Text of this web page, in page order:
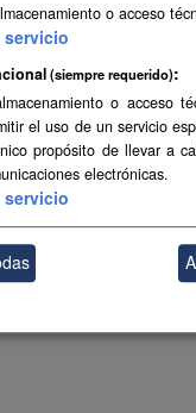
puede acceder a
o acceso
servicio
(siempre requerido)
o acceso
el uso de un servicio
propósito de llevar a
electrónicas.
servicio